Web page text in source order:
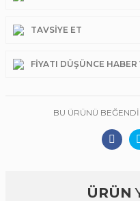
TAVSIYE ET
FIYATI DÜŞÜNCE HABER
BU ÜRÜNÜ
ÜRÜN